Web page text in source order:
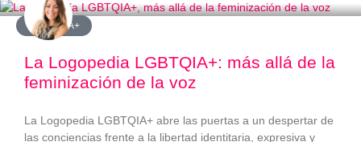
#LGBTQIA+
La Logopedia LGBTQIA+: más allá de la
feminización de la voz
La Logopedia LGBTQIA+ abre las puertas a un despertar de
las conciencias frente a la libertad identitaria, expresiva y